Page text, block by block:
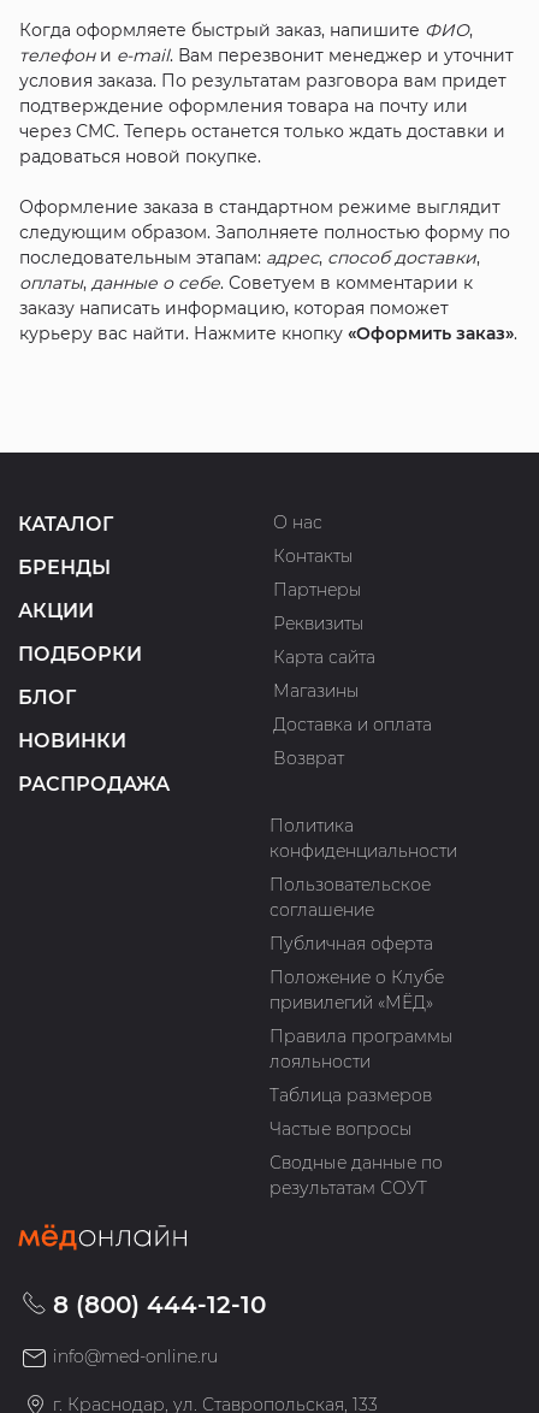
Когда оформляете быстрый заказ, напишите ФИО,
телефони e-mail. Вам перезвонит менеджер и уточнит
условия заказа. По результатам разговора вам придет
подтверждение оформления товара на почту или
через СМС. Теперь останется только ждать доставки и
радоваться новой покупке.
Оформление заказа в стандартном режиме выглядит
следующим образом. Заполняете полностью форму по
последовательным этапам: адрес, способ доставки,
оплаты, данные о себе. Советуем в комментарии к
заказу написать информацию, которая поможет
курьеру вас найти. Нажмите кнопку «Оформить заказ».
КАТАЛОГ
БРЕНДЫ
АКЦИИ
ПОДБОРКИ
БЛОГ
НОВИНКИ
РАСПРОДАЖА
О нас
Контакты
Партнеры
Реквизиты
Карта сайта
Магазины
Доставка и оплата
Возврат
Политика
конфиденциальности
Пользовательское
соглашение
Публичная оферта
Положение о Клубе
привилегий «МЁД»
Правила программы
лояльности
Таблица размеров
Частые вопросы
Сводные данные по
результатам СОУТ
8 (800) 444-12-10
info@med-online.ru
г. Краснодар, ул. Ставропольская, 133